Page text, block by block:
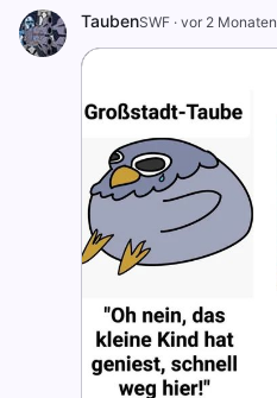
TaubenSWF · vor 2 Monaten